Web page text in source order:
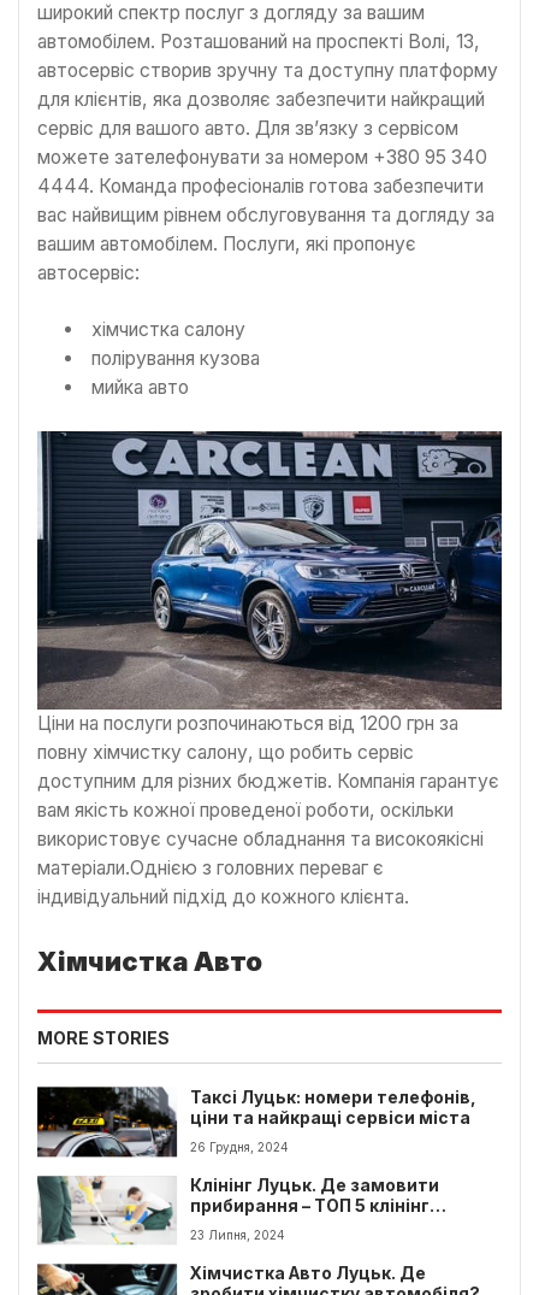
широкий спектр послуг з догляду за вашим
автомобілем. Розташований на проспекті Волі, 13,
автосервіс створив зручну та доступну платформу
для клієнтів, яка дозволяє забезпечити найкращий
сервіс для вашого авто. Для зв’язку з сервісом
можете зателефонувати за номером +380 95 340
4444. Команда професіоналів готова забезпечити
вас найвищим рівнем обслуговування та догляду за
вашим автомобілем. Послуги, які пропонує
автосервіс:
хімчистка салону
полірування кузова
мийка авто
Ціни на послуги розпочинаються від 1200 грн за
повну хімчистку салону, що робить сервіс
доступним для різних бюджетів. Компанія гарантує
вам якість кожної проведеної роботи, оскільки
використовує сучасне обладнання та високоякісні
матеріали.Однією з головних переваг є
індивідуальний підхід до кожного клієнта.
Хімчистка Авто
MORE STORIES
Таксі Луцьк: номери телефонів,
ціни та найкращі сервіси міста
26 Грудня, 2024
Клінінг Луцьк. Де замовити
прибирання – ТОП 5 клінінг
компаній
23 Липня, 2024
Хімчистка Авто Луцьк. Де